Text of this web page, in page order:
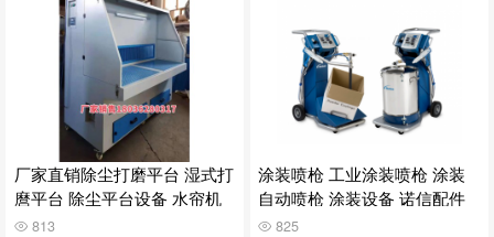
厂家直销除尘打磨平台 湿式打
麿平台 除尘平台设备 水帘机
813
涂装喷枪 工业涂装喷枪 涂装
自动喷枪 涂装设备 诺信配件
825